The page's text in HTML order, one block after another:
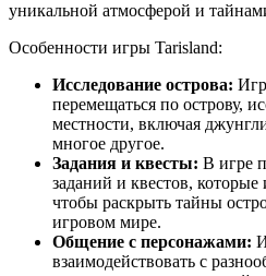
уникальной атмосферой и
Особенности игры Tarisland:
Исследование острова:
перемещаться по острову,
местности, включая
многое другое.
Задания и квесты: В игре
заданий и квестов,
чтобы раскрыть тайны
игровом мире.
Общение с персонажами:
взаимодействовать с